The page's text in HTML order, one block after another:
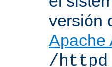
versión
Apache
/